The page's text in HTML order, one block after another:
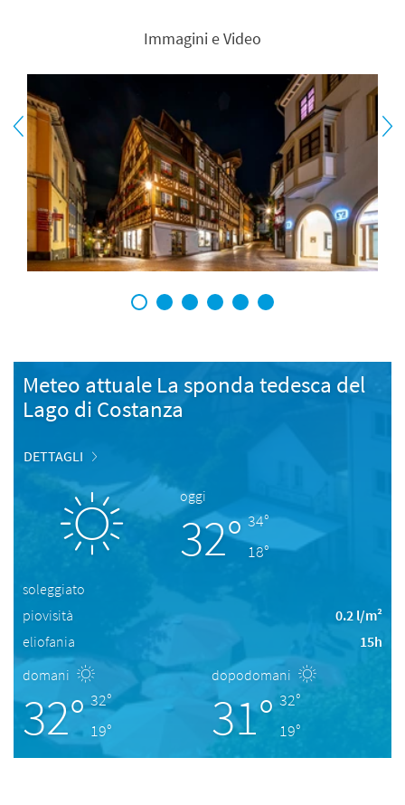
Immagini e Video
1 2 3 4 5 6
Meteo attuale La sponda tedesca del
Lago di Costanza
DETTAGLI
oggi
32° 34°
18°
soleggiato
piovisità
0.2 l/m²
eliofania
15h
domani
32° 32°
19°
dopodomani
31° 32°
19°